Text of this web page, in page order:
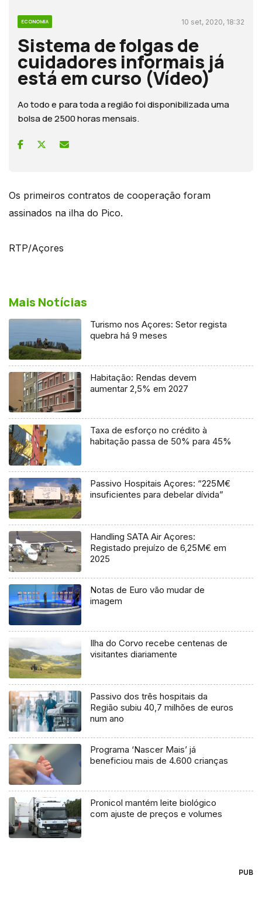
ECONOMIA 10 set, 2020, 18:32
Sistema de folgas de
cuidadores informais já
está em curso (Vídeo)
Ao todo e para toda a região foi disponibilizada uma
bolsa de 2500 horas mensais.
Os primeiros contratos de cooperação foram
assinados na ilha do Pico.
RTP/Açores
Mais Notícias
Turismo nos Açores: Setor regista
quebra há 9 meses
Habitação: Rendas devem
aumentar 2,5% em 2027
Taxa de esforço no crédito à
habitação passa de 50% para 45%
Passivo Hospitais Açores: “225M€
insuficientes para debelar dívida”
Handling SATA Air Açores:
Registado prejuízo de 6,25M€ em
2025
Notas de Euro vão mudar de
imagem
Ilha do Corvo recebe centenas de
visitantes diariamente
Passivo dos três hospitais da
Região subiu 40,7 milhões de euros
num ano
Programa ‘Nascer Mais’ já
beneficiou mais de 4.600 crianças
Pronicol mantém leite biológico
com ajuste de preços e volumes
PUB